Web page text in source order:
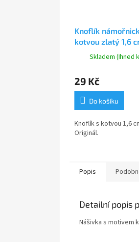
Knoflík
kotvou zlatý 1,6
Skladem (Ihned
29 Kč
Do košíku
Knoflík s kotvou 1,6
Originál.
Popis
Detailní popis
Nášivka s motivem